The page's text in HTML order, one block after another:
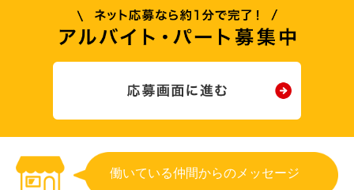
働いている仲間からのメッセージ